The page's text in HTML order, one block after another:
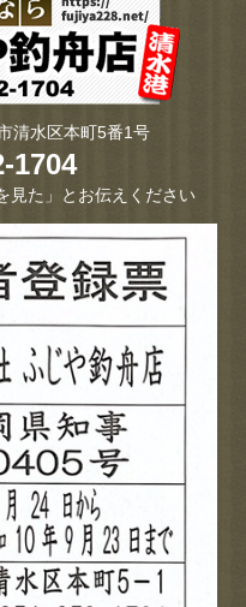
清水区本町5番1号
1704
見た」とお伝えください